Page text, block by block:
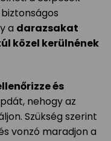
a darazsakat
közel kerülnének
és
nehogy az
Szükség szerint
vonzó maradjon a